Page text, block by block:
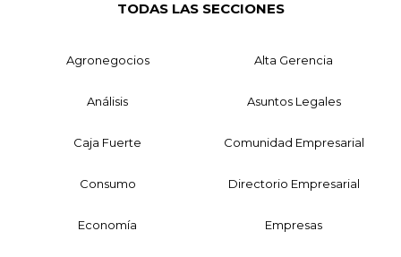
TODAS LAS SECCIONES
Agronegocios Alta Gerencia
Análisis Asuntos Legales
Caja Fuerte Comunidad Empresarial
Consumo Directorio Empresarial
Economía Empresas